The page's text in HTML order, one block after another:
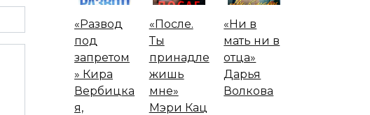
«Развод
под
запретом
» Кира
Вербицка
я,
«После.
Ты
принадле
жишь
мне»
Мэри Кац
«Ни в
мать ни в
отца»
Дарья
Волкова